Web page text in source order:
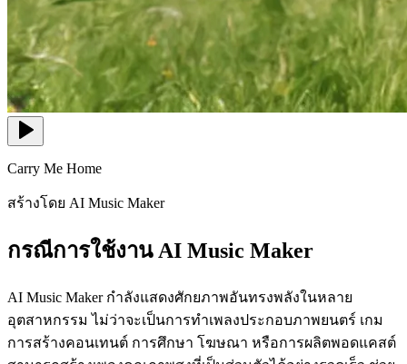
Carry Me Home
สร้างโดย AI Music Maker
กรณีการใช้งาน AI Music Maker
AI Music Maker กำลังแสดงศักยภาพอันทรงพลังในหลาย
อุตสาหกรรม ไม่ว่าจะเป็นการทำเพลงประกอบภาพยนตร์ เกม
การสร้างคอนเทนต์ การศึกษา โฆษณา หรือการผลิตพอดแคสต์